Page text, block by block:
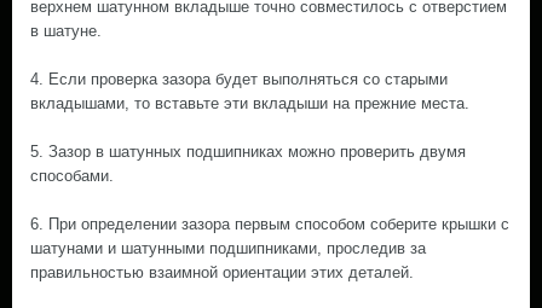
верхнем шатунном вкладыше точно совместилось с отверстием
в шатуне.
4. Если проверка зазора будет выполняться со старыми
вкладышами, то вставьте эти вкладыши на прежние места.
5. Зазор в шатунных подшипниках можно проверить двумя
способами.
6. При определении зазора первым способом соберите крышки с
шатунами и шатунными подшипниками, проследив за
правильностью взаимной ориентации этих деталей.